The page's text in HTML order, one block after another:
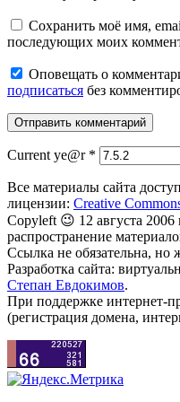
Сохранить моё имя,
последующих моих
Оповещать о
подписаться без
Current ye@r *
Все материалы сайта
лицензии: Creative
Copyleft 😉 12 августа
распространение
Ссылка не обязательна, но
Разработка сайта:
Степан Евдокимов.
При поддержке интернет-
(регистрация домена,